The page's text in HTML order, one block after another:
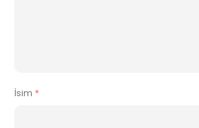
İsim *